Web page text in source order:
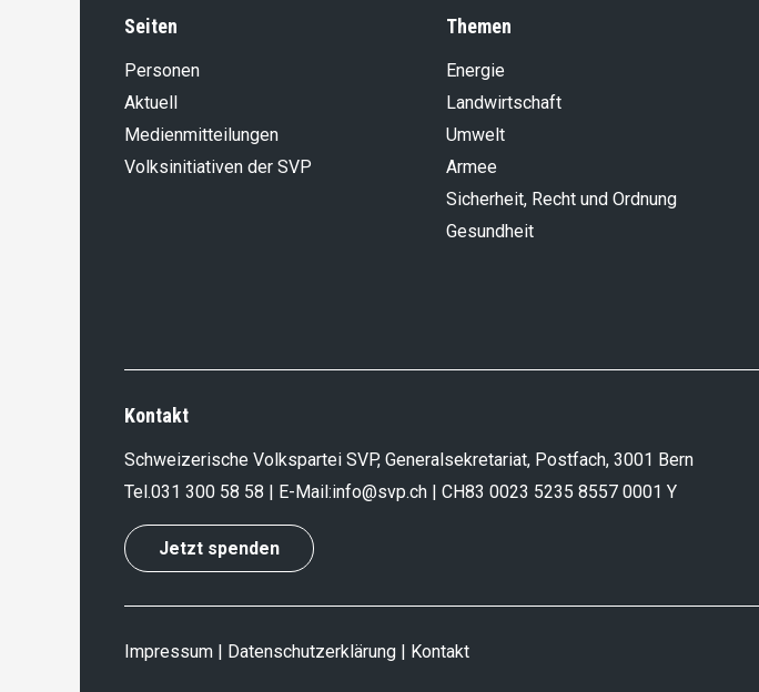
Seiten
Personen
Aktuell
Medienmitteilungen
Volksinitiativen der SVP
Themen
Energie
Landwirt­schaft
Umwelt
Armee
Sicherheit, Recht und Ordnung
Gesundheit
Kontakt
Schweizerische Volkspartei SVP, Generalsekretariat, Postfach, 3001 Bern
Tel.031 300 58 58 | E-Mail:info@svp.ch | CH83 0023 5235 8557 0001 Y
Jetzt spenden
Impressum Datenschutzerklärung Kontakt